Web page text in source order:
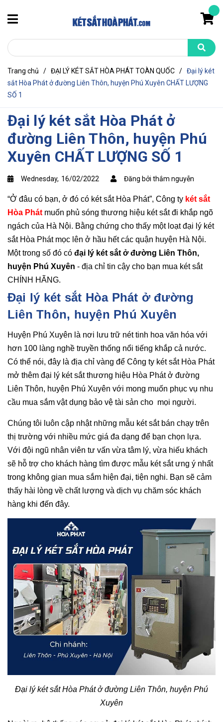
Trang chủ / ĐẠI LÝ KÉT SẮT HÒA PHÁT TOÀN QUỐC / Đại lý két
sắt Hòa Phát ở đường Liên Thôn, huyện Phú Xuyên CHẤT LƯỢNG
SỐ 1
Đại lý két sắt Hòa Phát ở
đường Liên Thôn, huyện Phú
Xuyên CHẤT LƯỢNG SỐ 1
Wednesday, 16/02/2022 Đăng bởi thắm nguyễn
“Ở đâu có bạn, ở đó có két sắt Hòa Phát”, Công ty két sắt
Hòa Phát muốn phủ sóng thương hiệu két sắt đi khắp ngõ
ngách của Hà Nội. Bằng chứng cho thấy một loạt đại lý két
sắt Hòa Phát mọc lên ở hầu hết các quận huyện Hà Nội.
Một trong số đó có đại lý két sắt ở đường Liên Thôn,
huyện Phú Xuyên - địa chỉ tin cậy cho bạn mua két sắt
CHÍNH HÃNG.
Đại lý két sắt Hòa Phát ở đường
Liên Thôn, huyện Phú Xuyên
Huyện Phú Xuyên là nơi lưu trữ nét tinh hoa văn hóa với
hơn 100 làng nghề truyền thống nổi tiếng khắp cả nước.
Có thể nói, đây là địa chỉ vàng để Công ty két sắt Hòa Phát
mở thêm đại lý két sắt thương hiệu Hòa Phát ở đường
Liên Thôn, huyện Phú Xuyên với mong muốn phục vụ nhu
cầu mua sắm vật dụng bảo vệ tài sản cho mọi người.
Chúng tôi luôn cập nhật những mẫu két sắt bán chạy trên
thị trường với nhiều mức giá đa dạng để bạn chọn lựa.
Với đội ngũ nhân viên tư vấn vừa tâm lý, vừa hiếu khách
sẽ hỗ trợ cho khách hàng tìm được mẫu két sắt ưng ý nhất
trong không gian mua sắm hiện đại, tiện nghi. Bạn sẽ cảm
thấy hài lòng về chất lượng và dịch vụ chăm sóc khách
hàng khi đến đây.
Đại lý két sắt Hòa Phát ở đường Liên Thôn, huyện Phú
Xuyên